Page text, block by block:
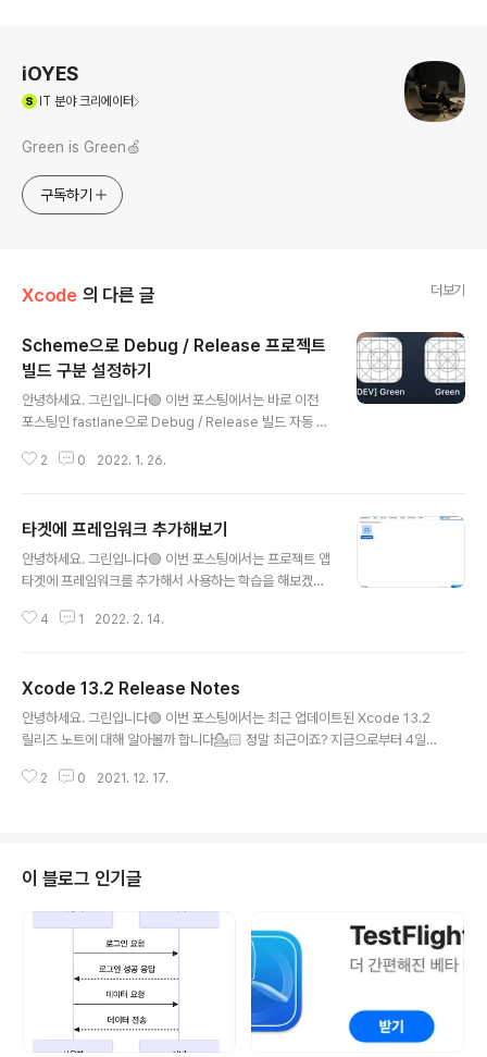
iOYES
IT 분야 크리에이터
Green is Green🍏
구독하기
Xcode 의 다른 글 더보기
Scheme으로 Debug / Release 프로젝트
빌드 구분 설정하기
안녕하세요. 그린입니다🟢 이번 포스팅에서는 바로 이전
포스팅인 fastlane으로 Debug / Release 빌드 자동 배
heme으로 Debug / Release 프로젝트 빌드 구분 설정
🙋🏻 https://green1229.tistory.com/211 fastlane
으로 Debug / Release 빌드 자동 배포하기 안녕하세요.
그린입니다🟢 이번 포스팅에서는 fastlane으로 iOS Ap
선 기존에 CI/CD툴을 쓰지 않았다면 Xcode에서 아카이
2 0 2022. 1. 26.
타겟에 프레임워크 추가해보기
안녕하세요. 그린입니다🟢 이번 포스팅에서는 프로젝트 앱
타겟에 프레임워크를 추가해서 사용하는 학습을 해보겠습
빌드속도는 저하되는 경험이 많았을겁니다. 이에 모듈로
별 의존성을 관리하기 용이해집니다🙌 그래서 오늘은 아주
간단히 기존 앱 타겟에 모듈을 하고 싶은 프레임워크를 추
가하고 간단히 설정하며 사용하는걸 해보려합니다! 1. 프로
하단 + 버튼을 눌러 Framework를 검색하여 Next를 눌
4 1 2022. 2. 14.
Xcode 13.2 Release Notes
안녕하세요. 그린입니다🟢 이번 포스팅에서는 최근 업데이트된 Xcode 13.2
릴리즈 노트에 대해 알아볼까 합니다💁🏻 정말 최근이죠? 지금으로부터 4일전
👍 그런데 커뮤니티에서는 기존 사용하던 라이브러리들을 못찾고 몇가지 이슈
를 기반으로 어떤것들이 업데이트 되었는지 알아보겠습니다🙋🏻 (거진 애플 공
식문서를 제가 보기 편하게 번역해보면서 작성한거라 빼먹은게 있을 수 있어
요..ㅎㅎ) https..
2 0 2021. 12. 17.
이 블로그 인기글